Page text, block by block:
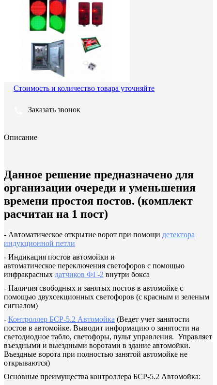
Стоимость и количество товара уточняйте
Заказать звонок
Описание
Данное решение предназначено для
организации очереди и уменьшения
времени простоя постов. (комплект
расчитан на 1 пост)
- Автоматическое открытие ворот при помощи детектора
индукционной петли
- Индикация постов автомойки и
автоматическое переключения светофоров с помощью
инфракрасных датчиков ФГ-2 внутри бокса
- Наличия свободных и занятых постов в автомойке с
помощью двухсекционных светофоров (с красным и зеленым
сигналом)
- Контроллер БСР-5.2 Автомойка (Ведет учет занятости
постов в автомойке. Выводит информацию о занятости на
светодиодное табло, светофоры, пульт управления. Управляет
въездными и выездными воротами в здание автомойки.
Въездные ворота при полностью занятой автомойке не
открываются)
Основные преимущества контроллера БСР-5.2 Автомойка: